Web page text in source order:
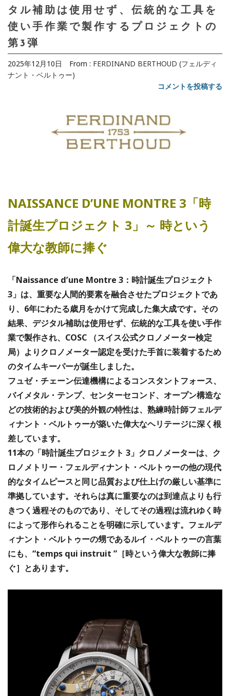
タル補助は使用せず、伝統的な工具を
使い手作業で製作するプロジェクトの
第3弾
2025年12月10日 From : FERDINAND BERTHOUD (フェルディ
ナント・ベルトゥー)
コメントを投稿する
NAISSANCE D’UNE MONTRE 3「時
計誕生プロジェクト 3」～ 時という
偉大な教師に捧ぐ
「Naissance d’une Montre 3：時計誕生プロジェクト
3」は、重要な人間的要素を融合させたプロジェクトであ
り、6年にわたる歳月をかけて完成した集大成です。その
結果、デジタル補助は使用せず、伝統的な工具を使い手作
業で製作され、COSC （スイス公式クロノメーター検定
局）よりクロノメーター認定を受けた手首に装着するため
のタイムキーパーが誕生しました。
フュゼ・チェーン伝達機構によるコンスタントフォース、
バイメタル・テンプ、センターセコンド、オープン構造な
どの技術的および美的外観の特性は、熟練時計師フェルデ
ィナント・ベルトゥーが築いた偉大なヘリテージに深く根
差しています。
11本の「時計誕生プロジェクト 3」クロノメーターは、ク
ロノメトリー・フェルディナント・ベルトゥーの他の現代
的なタイムピースと同じ品質および仕上げの厳しい基準に
準拠しています。それらは真に重要なのは到達点よりも行
きつく過程そのものであり、そしてその過程は流れゆく時
によって形作られることを明確に示しています。フェルデ
ィナント・ベルトゥーの甥であるルイ・ベルトゥーの言葉
にも、“temps qui instruit ”［時という偉大な教師に捧
ぐ］とあります。